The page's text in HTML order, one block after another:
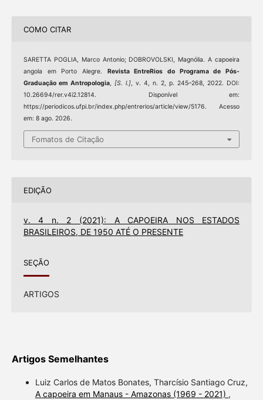
COMO CITAR
SARETTA POGLIA, Marco Antonio; DOBROVOLSKI, Magnólia. A capoeira
angola em Porto Alegre. Revista EntreRios do Programa de Pós-
Graduação em Antropologia
[S. l.] , v. 4, n. 2, p. 245–268, 2022. DOI:
10.26694/rer.v4i2.12814. Disponível em:
https://periodicos.ufpi.br/index.php/entrerios/article/view/5176. Acesso
em: 8 ago. 2026.
Fomatos de Citação
EDIÇÃO
v. 4 n. 2 (2021): A CAPOEIRA NOS ESTADOS
BRASILEIROS, DE 1950 ATÉ O PRESENTE
SEÇÃO
ARTIGOS
Artigos Semelhantes
Luiz Carlos de Matos Bonates, Tharcísio Santiago Cruz,
A capoeira em Manaus - Amazonas (1969 - 2021) ,